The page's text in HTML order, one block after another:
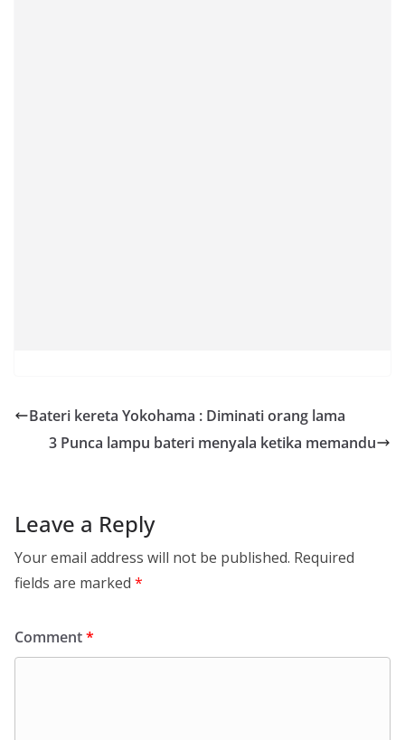
Bateri kereta Yokohama : Diminati orang lama
3 Punca lampu bateri menyala ketika memandu
Leave a Reply
Your email address will not be published. Required
fields are marked *
Comment*